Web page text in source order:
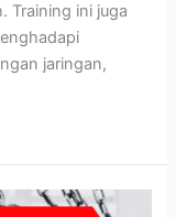
Training ini juga
jaringan,